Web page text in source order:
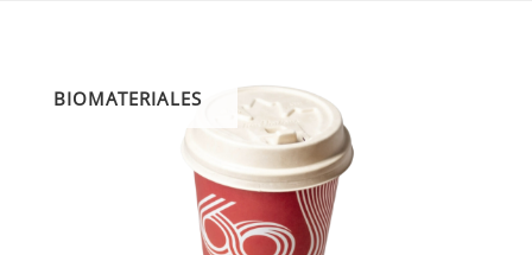
BIOMATERIALES